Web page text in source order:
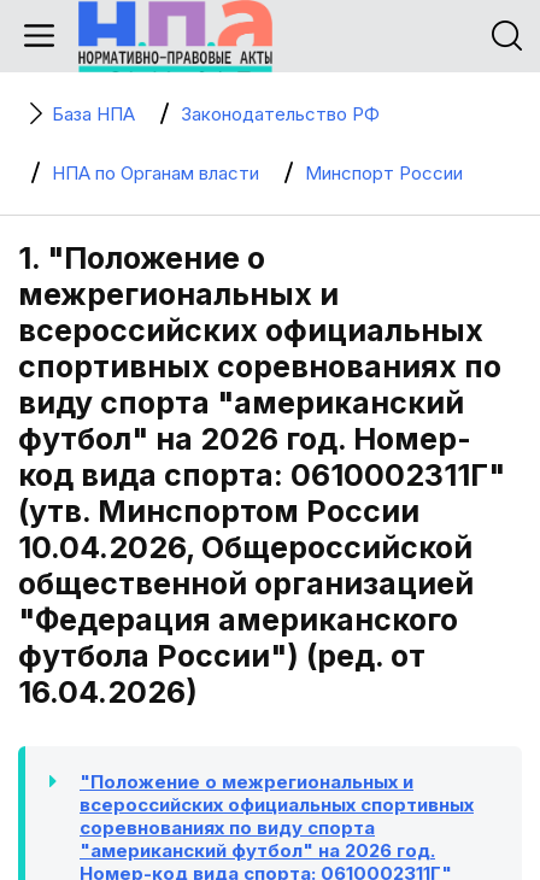
База НПА Законодательство РФ
НПА по Органам власти Минспорт России
1. "Положение о
межрегиональных и
всероссийских официальных
спортивных соревнованиях по
виду спорта "американский
футбол" на 2026 год. Номер-
код вида спорта: 0610002311Г"
(утв. Минспортом России
10.04.2026, Общероссийской
общественной организацией
"Федерация американского
футбола России") (ред. от
16.04.2026)
"Положение о межрегиональных и
всероссийских официальных спортивных
соревнованиях по виду спорта
"американский футбол" на 2026 год.
Номер-код вида спорта: 0610002311Г"